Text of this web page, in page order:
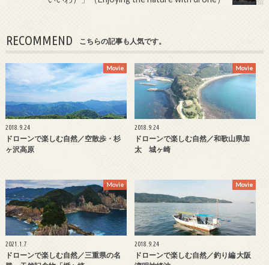
RECOMMEND こちらの記事も人気です。
Movie
2018.9.24
ドローンで楽しむ自然／空散歩・杉
ヶ沢高原
Movie
2018.9.24
ドローンで楽しむ自然／和歌山県加
太 城ヶ崎
Movie
2021.1.7
ドローンで楽しむ自然／三重県の名
Movie
2018.9.24
ドローンで楽しむ自然／釣り編 大阪